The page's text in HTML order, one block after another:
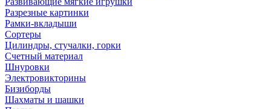
Разрезные картинки
Рамки-вкладыши
Сортеры
Цилиндры, стучалки, горки
Счетный материал
Шнуровки
Электровикторины
Бизиборды
Шахматы и шашки